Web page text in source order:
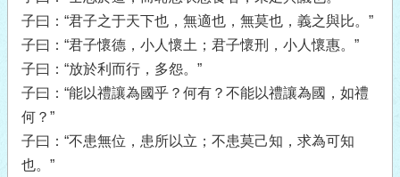
子曰：“君子之于天下也，無適也，無莫也，義之與比。”
子曰：“君子懷德，小人懷土；君子懷刑，小人懷惠。”
子曰：“放於利而行，多怨。”
子曰：“能以禮讓為國乎？何有？不能以禮讓為國，如禮
何？”
子曰：“不患無位，患所以立；不患莫己知，求為可知
也。”